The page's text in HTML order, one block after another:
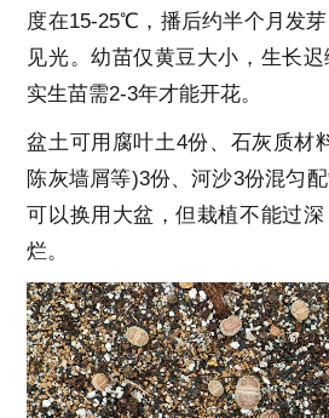
度在15-25℃，播后约半个月发
见光。幼苗仅黄豆大小，生长迟
实生苗需2-3年才能开花。
盆土可用腐叶土4份、石灰质材
陈灰墙屑等)3份、河沙3份混匀
可以换用大盆，但栽植不能过
烂。